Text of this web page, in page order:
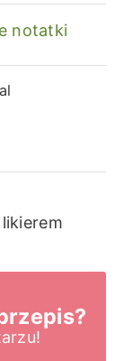
notatki